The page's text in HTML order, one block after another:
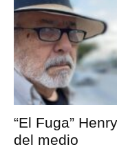
“El Fuga”
del medio